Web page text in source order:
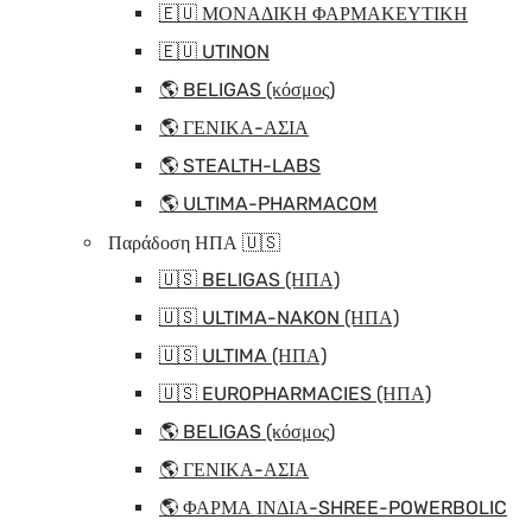
🇪🇺 ΜΟΝΑΔΙΚΗ ΦΑΡΜΑΚΕΥΤΙΚΗ
🇪🇺 UTINON
🌎 BELIGAS (κόσμος)
🌎 ΓΕΝΙΚΑ-ΑΣΙΑ
🌎 STEALTH-LABS
🌎 ULTIMA-PHARMACOM
Παράδοση ΗΠΑ 🇺🇸
🇺🇸 BELIGAS (ΗΠΑ)
🇺🇸 ULTIMA-NAKON (ΗΠΑ)
🇺🇸 ULTIMA (ΗΠΑ)
🇺🇸 EUROPHARMACIES (ΗΠΑ)
🌎 BELIGAS (κόσμος)
🌎 ΓΕΝΙΚΑ-ΑΣΙΑ
🌎 ΦΑΡΜΑ ΙΝΔΙΑ-SHREE-POWERBOLIC